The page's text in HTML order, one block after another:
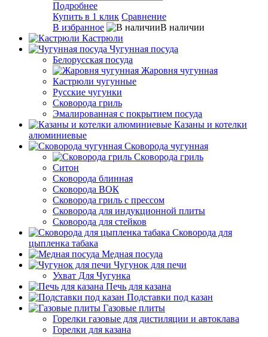
Подробнее
Купить в 1 клик Сравнение
В избранное
В наличии
Кастрюли
Чугунная посуда
Белорусская посуда
Жаровня чугунная
Кастрюли чугунные
Русские чугунки
Сковорода гриль
Эмалированная с покрытием посуда
Казаны и котелки
алюминиевые
Сковорода чугунная
Сковорода гриль
Ситон
Сковорода блинная
Сковорода ВОК
Сковорода гриль с прессом
Сковорода для индукционной плиты
Сковорода для стейков
Сковорода для
цыпленка табака
Медная посуда
Чугунок для печи
Ухват Для Чугунка
Печь для казана
Подставки под казан
Газовые плиты
Горелки газовые для дистиляции и автоклава
Горелки для казана